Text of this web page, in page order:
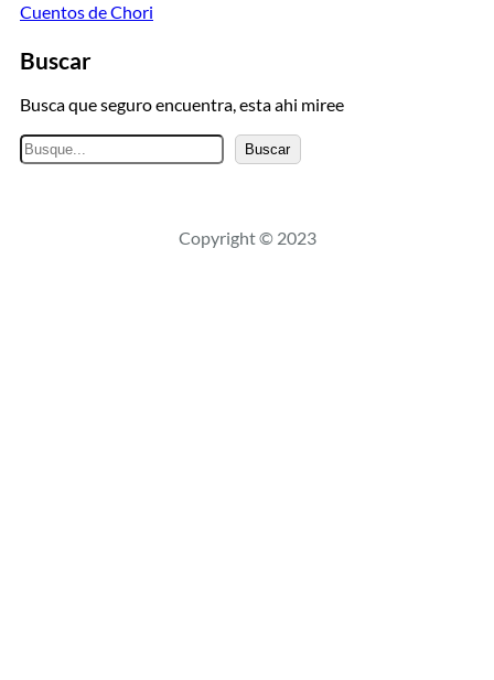
Cuentos de Chori
Buscar
Busca que seguro encuentra, esta ahi miree
B
u
a
Buscar
Copyright © 2023